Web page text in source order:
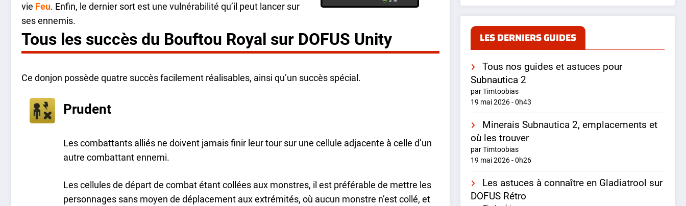
vie Feu. Enfin, le dernier sort est une vulnérabilité qu’il peut lancer sur
ses ennemis.
Tous les succès du Bouftou Royal sur DOFUS Unity
Ce donjon possède quatre succès facilement réalisables, ainsi qu’un succès spécial.
Prudent
Les combattants alliés ne doivent jamais finir leur tour sur une cellule adjacente à celle d’un
autre combattant ennemi.
Les cellules de départ de combat étant collées aux monstres, il est préférable de mettre les
personnages sans moyen de déplacement aux extrémités, où aucun monstre n’est collé, et
LES DERNIERS GUIDES
Tous nos guides et astuces pour
Subnautica 2
par Timtoobias
19 mai 2026 - 0h43
Minerais Subnautica 2, emplacements et
où les trouver
par Timtoobias
19 mai 2026 - 0h26
Les astuces à connaître en Gladiatrool sur
DOFUS Rétro